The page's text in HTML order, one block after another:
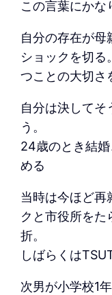
この言葉にかな
自分の存在が母
ショックを切る
つことの大切さ
自分は決してそ
う。
24歳のとき結
める
当時は今ほど再
クと市役所をた
折。
しばらくは
次男が小学校1